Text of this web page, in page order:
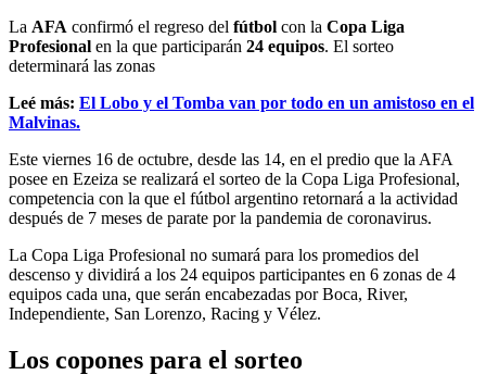
La AFA confirmó el regreso del fútbol con la Copa Liga
Profesional en la que participarán 24 equipos. El sorteo
determinará las zonas
Leé más: El Lobo y el Tomba van por todo en un amistoso en el
Malvinas.
Este viernes 16 de octubre, desde las 14, en el predio que la AFA
posee en Ezeiza se realizará el sorteo de la Copa Liga Profesional,
competencia con la que el fútbol argentino retornará a la actividad
después de 7 meses de parate por la pandemia de coronavirus.
La Copa Liga Profesional no sumará para los promedios del
descenso y dividirá a los 24 equipos participantes en 6 zonas de 4
equipos cada una, que serán encabezadas por Boca, River,
Independiente, San Lorenzo, Racing y Vélez.
Los copones para el sorteo